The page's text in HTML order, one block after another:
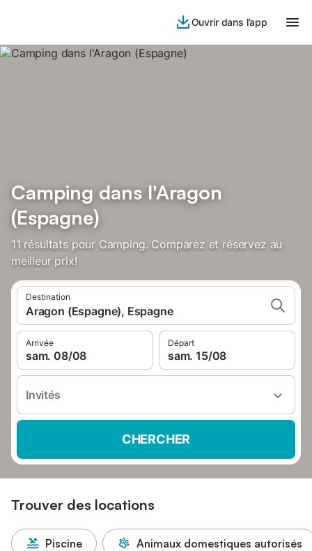
Ouvrir dans l’app
Camping dans l'Aragon
(Espagne)
11 résultats pour Camping. Comparez et réservez au
meilleur prix!
Destination
Aragon (Espagne), Espagne
Arrivée
sam. 08/08
Départ
sam. 15/08
Invités
CHERCHER
Trouver des locations
Piscine Animaux domestiques autorisés